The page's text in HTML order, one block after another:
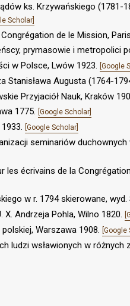
ks. Krzywańskiego (1781-
Scholar]
de le Mission,
prymasowie i metropolici
w Polsce, Lwów 1923. [Google
Stanisława Augusta (1764-
Przyjaciół Nauk, Kraków
1775. [Google Scholar]
[Google Scholar]
seminariów
les écrivains de la
w r. 1794 skierowane, wyd.
Andrzeja Pohla, Wilno 1820.
Warszawa 1908. [Google
ludzi wsławionych w różnych